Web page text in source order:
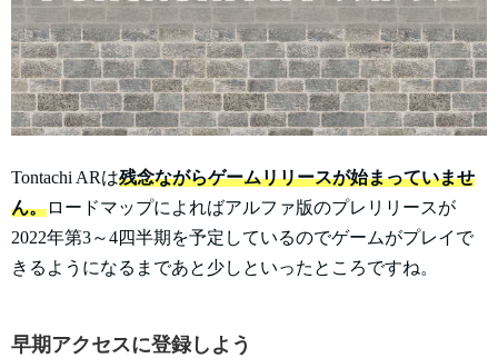
Tontachi ARは残念ながらゲームリリースが始まっていませ
ん。ロードマップによればアルファ版のプレリリースが
2022年第3～4四半期を予定しているのでゲームがプレイで
きるようになるまであと少しといったところですね。
早期アクセスに登録しよう